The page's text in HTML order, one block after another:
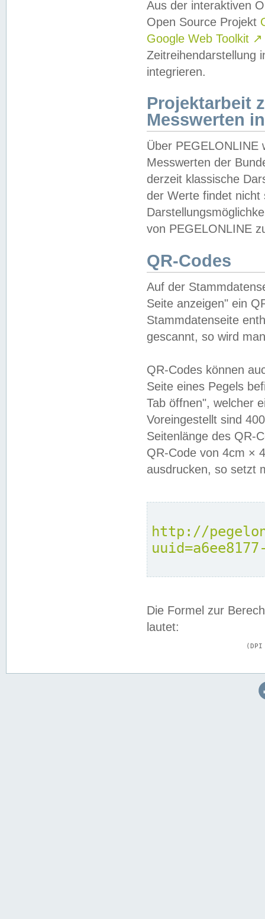
Aus der interaktiven
Open Source Projekt
Google Web Toolkit ↗
Zeitreihendarstellung
integrieren.
Projektarbeit
Messwerten
Über PEGELONLINE
Messwerten der
derzeit klassische
der Werte findet
von PEGELONLINE
QR-Codes
Auf der
Seite anzeigen" ein
Stammdatenseite
gescannt, so wird
QR-Codes können
Seite eines Pegels
Tab öffnen", welcher
Voreingestellt sind
Seitenlänge des QR-
QR-Code von 4cm ×
ausdrucken, so setzt
http://
Die Formel zur
lautet: